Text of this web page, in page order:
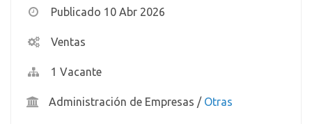
Publicado 10 Abr 2026
Ventas
1 Vacante
Administración de Empresas / Otras